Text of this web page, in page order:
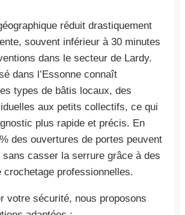
réduit drastiquement
souvent inférieur à 30 minutes
dans le secteur de Lardy.
dans l’Essonne connaît
types de bâtis locaux, des
aux petits collectifs, ce qui
plus rapide et précis. En
des ouvertures de portes peuvent
casser la serrure grâce à des
crochetage professionnelles.
votre sécurité, nous proposons